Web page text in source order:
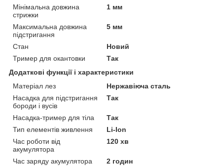
Мінімальна довжина
стрижки
1 мм
Максимальна довжина
підстригання
5 мм
Стан
Новий
Тример для окантовки
Так
Додаткові функції і характеристики
Матеріал лез
Нержавіюча сталь
Насадка для підстригання
бороди і вусів
Так
Насадка-тример для тіла
Так
Тип елементів живлення
Li-Ion
Час роботи від
акумулятора
120 хв
Час заряду акумулятора
2 годин